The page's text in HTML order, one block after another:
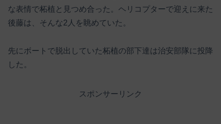
な表情で柘植と見つめ合った。ヘリコプターで迎えに来た
後藤は、そんな2人を眺めていた。
先にボートで脱出していた柘植の部下達は治安部隊に投降
した。
スポンサーリンク